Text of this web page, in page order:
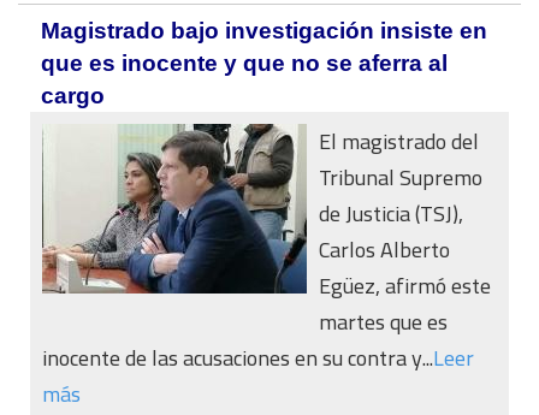
Magistrado bajo investigación insiste en
que es inocente y que no se aferra al
cargo
El magistrado del
Tribunal Supremo
de Justicia (TSJ),
Carlos Alberto
Egüez, afirmó este
martes que es
inocente de las acusaciones en su contra y...Leer
más